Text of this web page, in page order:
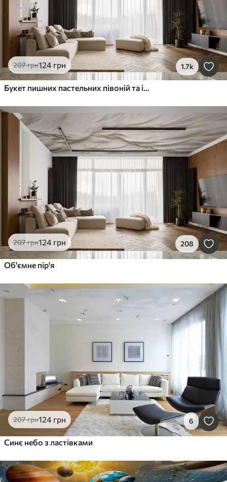
Очистити всі фільтри
207грн124 грн 1.7k
207грн124 грн 208
Об'ємне пір'я
207грн124 грн 6
Синє небо з ластівками